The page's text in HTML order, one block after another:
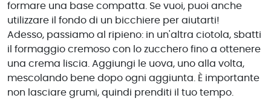
formare una base compatta. Se vuoi, puoi anche
utilizzare il fondo di un bicchiere per aiutarti!
Adesso, passiamo al ripieno: in un'altra ciotola, sbatti
il formaggio cremoso con lo zucchero fino a ottenere
una crema liscia. Aggiungi le uova, uno alla volta,
mescolando bene dopo ogni aggiunta. È importante
non lasciare grumi, quindi prenditi il tuo tempo.